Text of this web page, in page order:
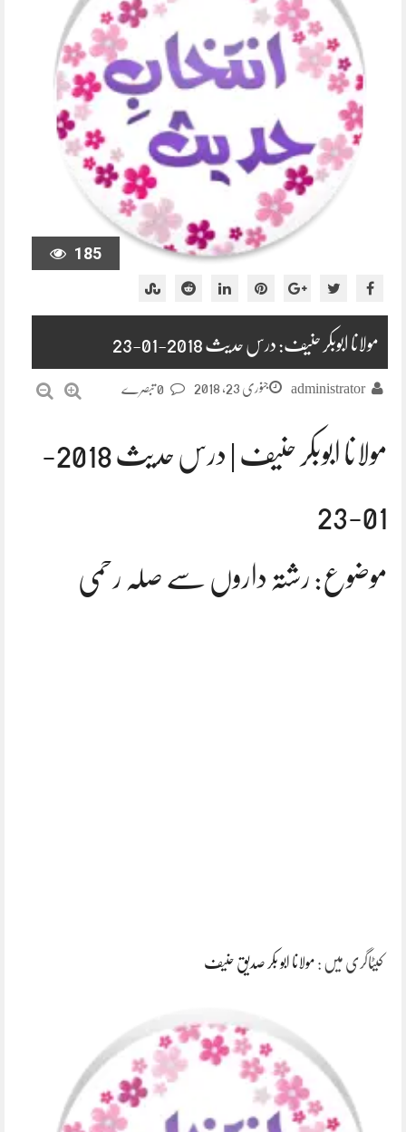
185
مولانا ابوبکر حنیف: درس حدیث 2018-01-23
administrator جنوری 23, 2018
مولانا ابوبکر حنیف | درس حدیث 2018-
01-23
موضوع: رشتہ داروں سے صلہ رحمی
کیٹاگری میں : مولانا ابو بکر صدیق حنیف